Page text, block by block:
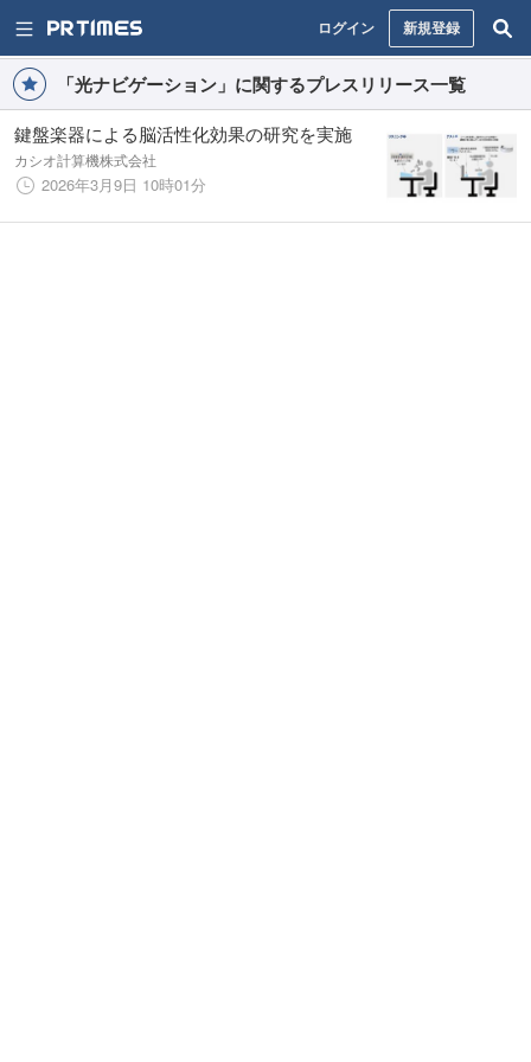
ログイン 新規登録
「光ナビゲーション」に関するプレスリリース一覧
鍵盤楽器による脳活性化効果の研究を実施
カシオ計算機株式会社
2026年3月9日 10時01分